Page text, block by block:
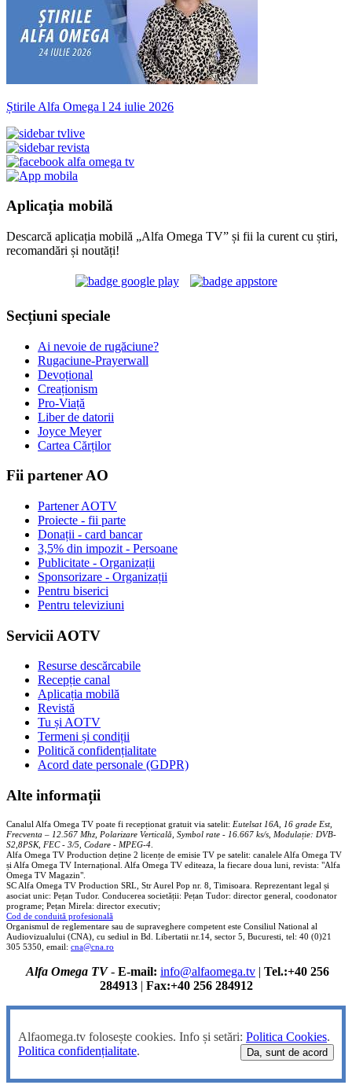
Știrile Alfa Omega l 24 iulie 2026
Aplicația mobilă
Descarcă aplicația mobilă „Alfa Omega TV” și fii la curent cu știri,
recomandări și noutăți!
Secțiuni speciale
Ai nevoie de rugăciune?
Rugaciune-Prayerwall
Devoțional
Creaționism
Pro-Viață
Liber de datorii
Joyce Meyer
Cartea Cărților
Fii partener AO
Partener AOTV
Proiecte - fii parte
Donații - card bancar
3,5% din impozit - Persoane
Publicitate - Organizații
Sponsorizare - Organizații
Pentru biserici
Pentru televiziuni
Servicii AOTV
Resurse descărcabile
Recepție canal
Aplicația mobilă
Revistă
Tu și AOTV
Termeni și condiții
Politică confidențialitate
Acord date personale (GDPR)
Alte informații
Canalul Alfa Omega TV poate fi recepționat gratuit via satelit: Eutelsat 16A, 16 grade Est,
Frecventa – 12.567 Mhz, Polarizare Verticală, Symbol rate - 16.667 ks/s, Modulație: DVB-
S2,8PSK, FEC - 3/5, Codare - MPEG-4
Alfa Omega TV Production deține 2 licențe de emisie TV pe satelit: canalele Alfa Omega TV
și Alfa Omega TV Internațional. Alfa Omega TV editeaza, la fiecare doua luni, revista: "Alfa
Omega TV Magazin".
SC Alfa Omega TV Production SRL, Str Aurel Pop nr. 8, Timisoara. Reprezentant legal și
asociat unic: Pețan Tudor. Conducerea societății: Pețan Tudor: director general, coodonator
programe; Pețan Mirela: director executiv;
Cod de conduită profesională
Organismul de reglementare sau de supraveghere competent este Consiliul National al
Audiovizualului (CNA), cu sediul in Bd. Libertatii nr.14, sector 5, Bucuresti, tel: 40 (0)21
305 5350, email: cna@cna.ro
Alfa Omega TV- E-mail: info@alfaomega.tv | Tel.:+40 256
284913| Fax:+40 256 284912
Alfaomega.tv folosește cookies. Info și setări: Politica Cookies.
Politica confidențialitate. Da, sunt de acord